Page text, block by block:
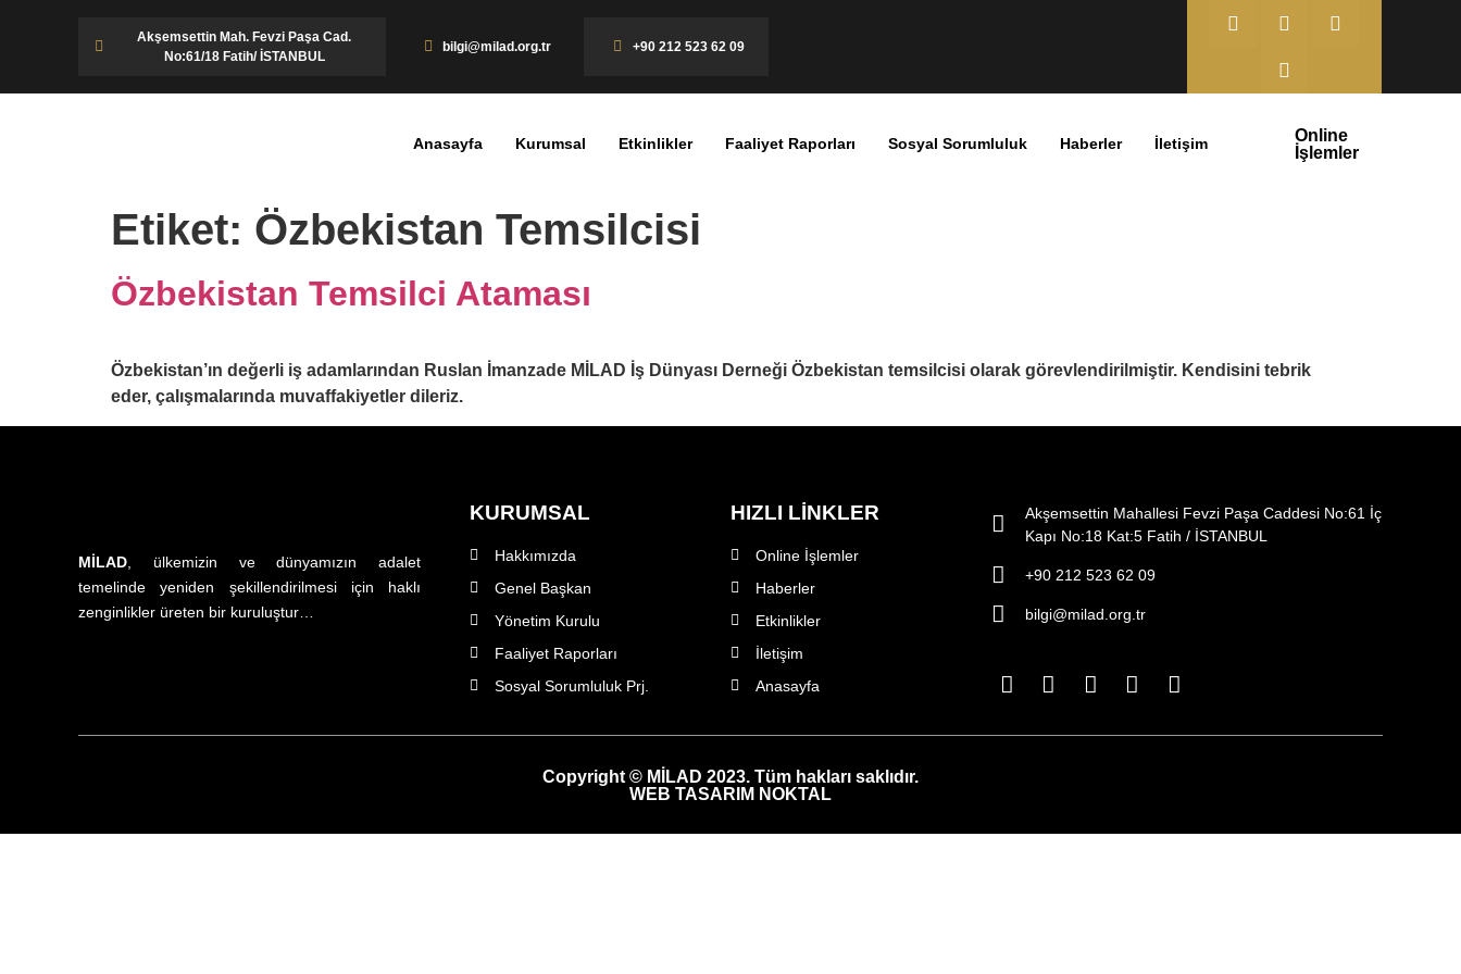
Akşemsettin Mah. Fevzi Paşa Cad.
No:61/18 Fatih/ İSTANBUL
bilgi@milad.org.tr +90 212 523 62 09
Anasayfa Kurumsal Etkinlikler Faaliyet Raporları Sosyal Sorumluluk Haberler İletişim
Online
İşlemler
Etiket: Özbekistan Temsilcisi
Özbekistan Temsilci Ataması
Özbekistan’ın değerli iş adamlarından Ruslan İmanzade MİLAD İş Dünyası Derneği Özbekistan temsilcisi olarak görevlendirilmiştir. Kendisini tebrik
eder, çalışmalarında muvaffakiyetler dileriz.
MİLAD , ülkemizin ve dünyamızın adalet
temelinde yeniden şekillendirilmesi için haklı
zenginlikler üreten bir kuruluştur…
KURUMSAL
Hakkımızda
Genel Başkan
Yönetim Kurulu
Faaliyet Raporları
Sosyal Sorumluluk Prj.
HIZLI LİNKLER
Online İşlemler
Haberler
Etkinlikler
İletişim
Anasayfa
Akşemsettin Mahallesi Fevzi Paşa Caddesi No:61 İç
Kapı No:18 Kat:5 Fatih / İSTANBUL
+90 212 523 62 09
bilgi@milad.org.tr
Copyright © MİLAD 2023. Tüm hakları saklıdır.
WEB TASARIM NOKTAL